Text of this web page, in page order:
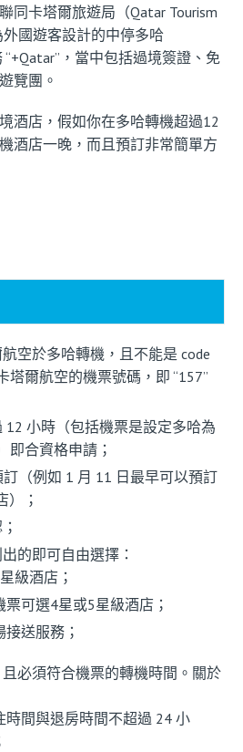
同卡塔爾旅遊局（Qatar Tourism
外國遊客設計的中停多哈
“+Qatar”，當中包括過境簽證、免
覽團。
酒店，假如你在多哈轉機超過12
酒店一晚，而且預訂非常簡單方
空於多哈轉機，且不能是 code
塔爾航空的機票號碼，即 “157”
12 小時（包括機票是設定多哈為
即合資格申請；
（例如 1 月 11 日最早可以預訂
）；
的即可自由選擇：
級酒店；
可選4星或5星級酒店；
送服務；
必須符合機票的轉機時間。關於
時間與退房時間不超過 24 小